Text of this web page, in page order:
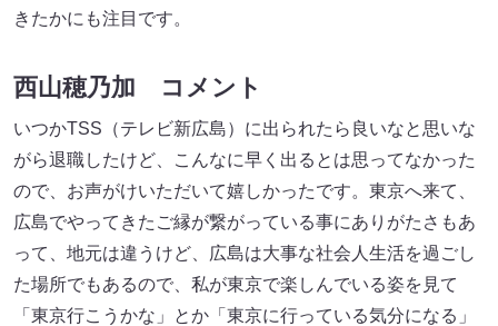
きたかにも注目です。
西山穂乃加 コメント
いつかTSS（テレビ新広島）に出られたら良いなと思いな
がら退職したけど、こんなに早く出るとは思ってなかった
ので、お声がけいただいて嬉しかったです。東京へ来て、
広島でやってきたご縁が繋がっている事にありがたさもあ
って、地元は違うけど、広島は大事な社会人生活を過ごし
た場所でもあるので、私が東京で楽しんでいる姿を見て
「東京行こうかな」とか「東京に行っている気分になる」